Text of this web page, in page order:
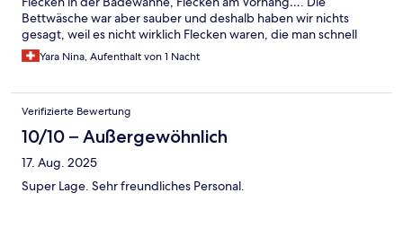
Bettwäsche war aber sauber und deshalb haben wir nichts
gesagt, weil es nicht wirklich Flecken waren, die man schnell
wegmachen kann. Für den Preis würde ich es nicht mehr
buchen
Yara Nina, Aufenthalt von 1 Nacht
Verifizierte Bewertung
10/10 – Außergewöhnlich
17. Aug. 2025
Super Lage. Sehr freundliches Personal.